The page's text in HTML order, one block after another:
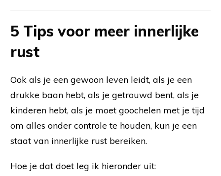
5 Tips voor meer innerlijke
rust
Ook als je een gewoon leven leidt, als je een
drukke baan hebt, als je getrouwd bent, als je
kinderen hebt, als je moet goochelen met je tijd
om alles onder controle te houden, kun je een
staat van innerlijke rust bereiken.
Hoe je dat doet leg ik hieronder uit: